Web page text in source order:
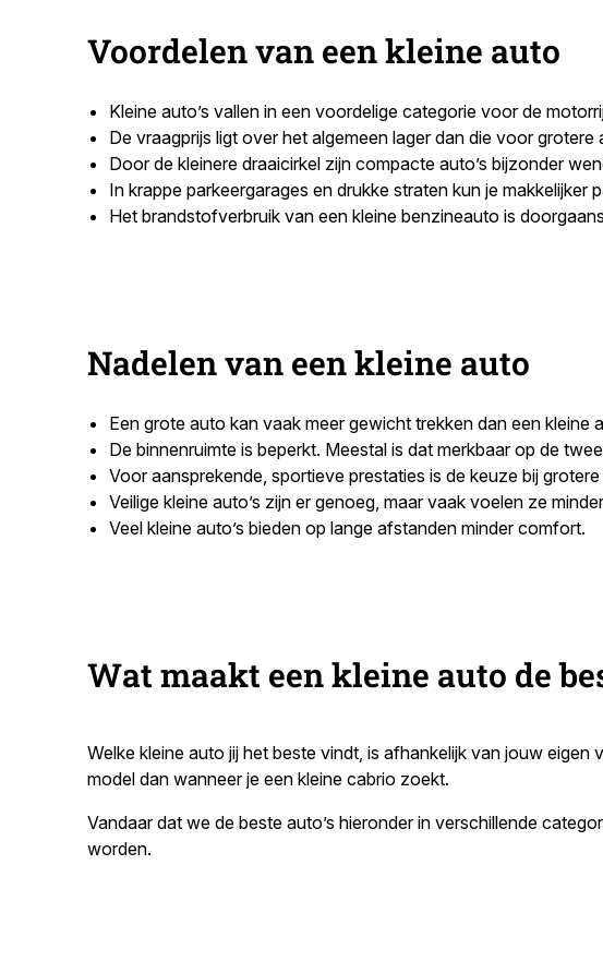
Voordelen van een kleine auto
Kleine auto’s vallen in een voordelige categorie voor de
De vraagprijs ligt over het algemeen lager dan die voor grotere
Door de kleinere draaicirkel zijn compacte auto’s bijzonder
In krappe parkeergarages en drukke straten kun je makkelijker
Het brandstofverbruik van een kleine benzineauto is
Nadelen van een kleine auto
Een grote auto kan vaak meer gewicht trekken dan een kleine
De binnenruimte is beperkt. Meestal is dat merkbaar op de
Voor aansprekende, sportieve prestaties is de keuze bij grotere
Veilige kleine auto’s zijn er genoeg, maar vaak voelen ze
Veel kleine auto’s bieden op lange afstanden minder comfort.
Wat maakt een kleine auto de
Welke kleine auto jij het beste vindt, is afhankelijk van jouw
model dan wanneer je een kleine cabrio zoekt.
Vandaar dat we de beste auto’s hieronder in verschillende
worden.